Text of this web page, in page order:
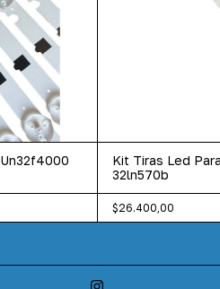
Kit Tiras Led
32ln570b
$26.400,00